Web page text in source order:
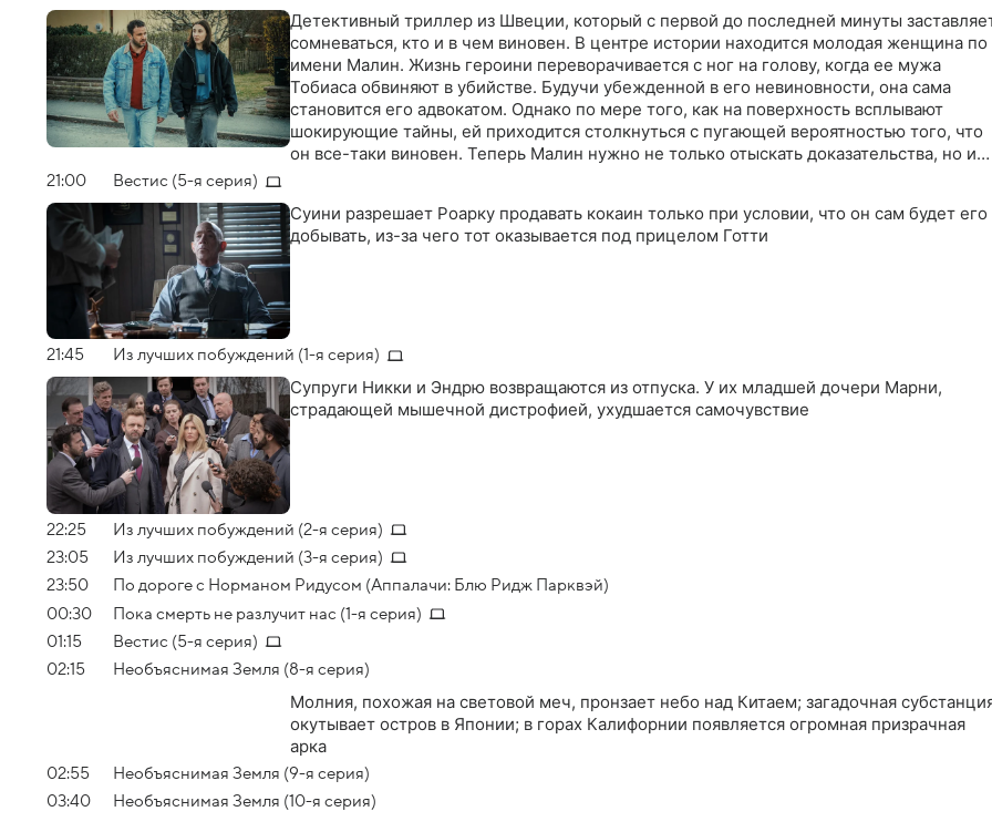
Детективный триллер из Швеции, который с первой до последней минуты
сомневаться, кто и в чем виновен. В центре истории находится молодая женщина по
имени Малин. Жизнь героини переворачивается с ног на голову, когда ее мужа
Тобиаса обвиняют в убийстве. Будучи убежденной в его невиновности, она сама
становится его адвокатом. Однако по мере того, как на поверхность всплывают
шокирующие тайны, ей приходится столкнуться с пугающей вероятностью того, что
он все-таки виновен. Теперь Малин нужно не только отыскать доказательства, но и
21:00 Вестис (5-я серия)
Суини разрешает Роарку продавать кокаин только при условии, что он сам будет его
добывать, из-за чего тот оказывается под прицелом Готти
21:45 Из лучших побуждений (1-я серия)
Супруги Никки и Эндрю возвращаются из отпуска. У их младшей дочери Марни,
страдающей мышечной дистрофией, ухудшается самочувствие
22:25
Из лучших побуждений (2-я серия)
23:05
Из лучших побуждений (3-я серия)
23:50
По дороге с Норманом Ридусом (Аппалачи: Блю Ридж Парквэй)
00:30
Пока смерть не разлучит нас (1-я серия)
01:15
Вестис (5-я серия)
02:15
Необъяснимая Земля (8-я серия)
Молния, похожая на световой меч, пронзает небо над Китаем; загадочная
окутывает остров в Японии; в горах Калифорнии появляется огромная призрачная
арка
02:55
Необъяснимая Земля (9-я серия)
03:40
Необъяснимая Земля (10-я серия)